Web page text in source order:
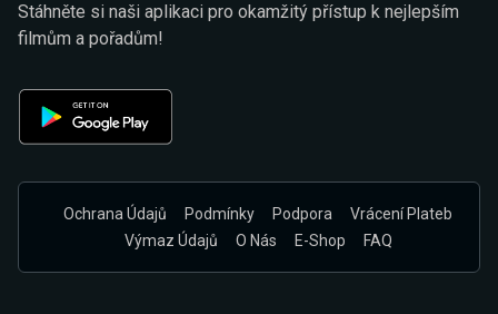
Stáhněte si naši aplikaci pro okamžitý přístup k nejlepším
filmům a pořadům!
Ochrana Údajů Podmínky Podpora
Vrácení Plateb
Výmaz Údajů
O Nás E-Shop FAQ